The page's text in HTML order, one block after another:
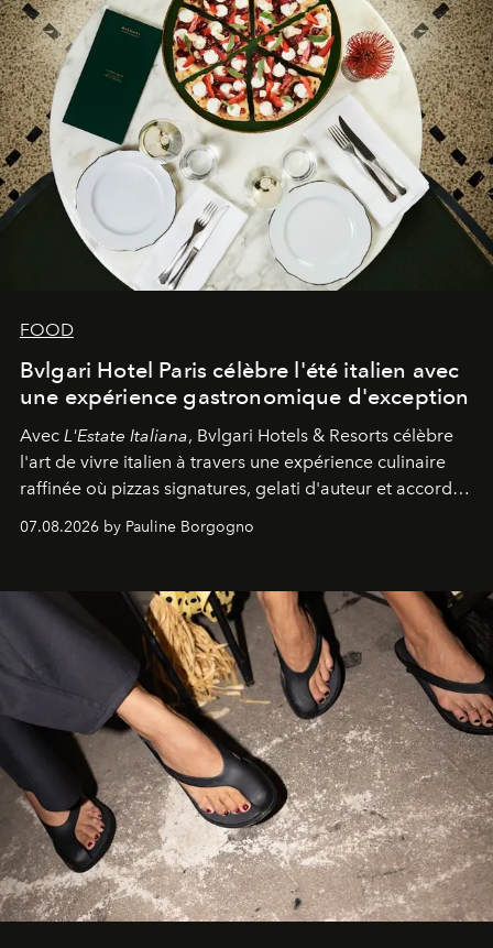
FOOD
Bvlgari Hotel Paris célèbre l'été italien avec
une expérience gastronomique d'exception
Avec L'Estate Italiana, Bvlgari Hotels & Resorts célèbre
l'art de vivre italien à travers une expérience culinaire
raffinée où pizzas signatures, gelati d'auteur et accords
07.08.2026 by Pauline Borgogno